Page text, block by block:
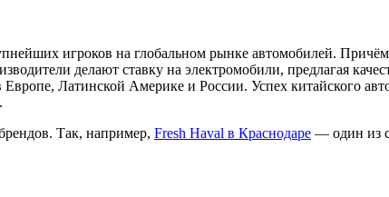
игроков на глобальном рынке автомобилей.
делают ставку на электромобили, предлагая
Латинской Америке и России. Успех китайского
Так, например, Fresh Haval в Краснодаре — один из